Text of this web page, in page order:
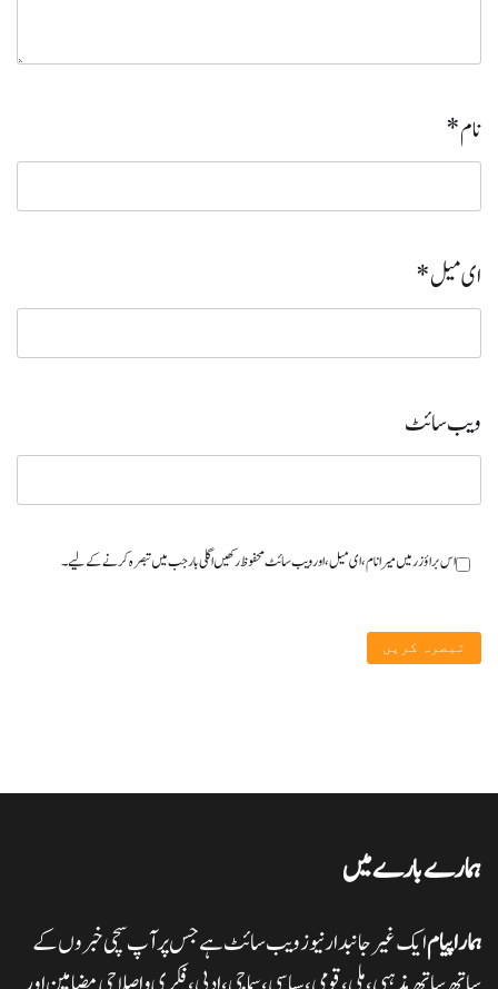
نام*
ای میل*
ویب‌ سائٹ
اس براؤزر میں میرا نام، ای میل، اور ویب سائٹ محفوظ رکھیں اگلی بار جب میں تبصرہ کرنے کےلیے۔
ہمارے بارے میں
ہمارا پیامایک غیر جانبدار نیوز ویب سائٹ ہے جس پر آپ سچی خبروں کے